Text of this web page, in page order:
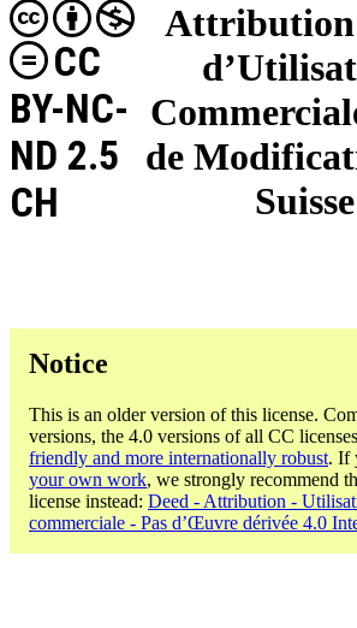
Attribution
de
Suisse
CC
BY-NC-
ND 2.5
CH
Notice
This is an older version of this license.
versions, the 4.0 versions of all CC
friendly and more internationally robust. If
your own work, we strongly recommend
license instead: Deed - Attribution -
commerciale - Pas d’Œuvre dérivée 4.0